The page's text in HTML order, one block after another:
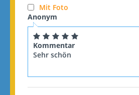
Mit Foto
Anonym
Kommentar
Sehr schön